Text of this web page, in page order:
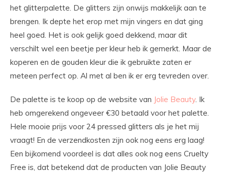
het glitterpalette. De glitters zijn onwijs makkelijk aan te
brengen. Ik depte het erop met mijn vingers en dat ging
heel goed. Het is ook gelijk goed dekkend, maar dit
verschilt wel een beetje per kleur heb ik gemerkt. Maar de
koperen en de gouden kleur die ik gebruikte zaten er
meteen perfect op. Al met al ben ik er erg tevreden over.
De palette is te koop op de website van Jolie Beauty. Ik
heb omgerekend ongeveer €30 betaald voor het palette.
Hele mooie prijs voor 24 pressed glitters als je het mij
vraagt! En de verzendkosten zijn ook nog eens erg laag!
Een bijkomend voordeel is dat alles ook nog eens Cruelty
Free is, dat betekend dat de producten van Jolie Beauty